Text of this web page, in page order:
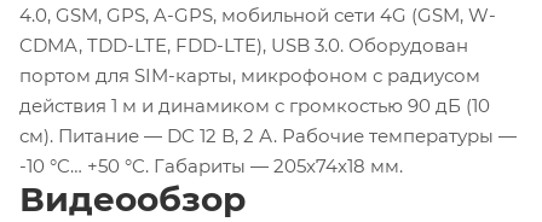
4.0, GSM, GPS, A-GPS, мобильной сети 4G (GSM, W-
CDMA, TDD-LTE, FDD-LTE), USB 3.0. Оборудован
портом для SIM-карты, микрофоном с радиусом
действия 1 м и динамиком с громкостью 90 дБ (10
см). Питание — DC 12 В, 2 А. Рабочие температуры —
-10 °C… +50 °C. Габариты — 205x74x18 мм.
Видеообзор